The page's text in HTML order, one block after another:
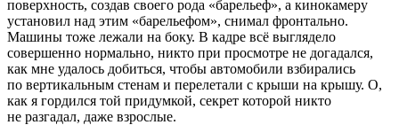
поверхность, создав своего рода «барельеф», а кинокамеру
установил над этим «барельефом», снимал фронтально.
Машины тоже лежали на боку. В кадре всё выглядело
совершенно нормально, никто при просмотре не догадался,
как мне удалось добиться, чтобы автомобили взбирались
по вертикальным стенам и перелетали с крыши на крышу. О,
как я гордился той придумкой, секрет которой никто
не разгадал, даже взрослые.